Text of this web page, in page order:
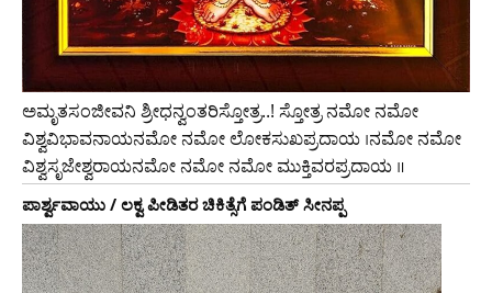
ಅಮೃತಸಂಜೀವನಿ ಶ್ರೀಧನ್ವಂತರಿಸ್ತೋತ್ರ..! ಸ್ತೋತ್ರ ನಮೋ ನಮೋ
ವಿಶ್ವವಿಭಾವನಾಯನಮೋ ನಮೋ ಲೋಕಸುಖಪ್ರದಾಯ ।ನಮೋ ನಮೋ
ವಿಶ್ವಸೃಜೇಶ್ವರಾಯನಮೋ ನಮೋ ನಮೋ ಮುಕ್ತಿವರಪ್ರದಾಯ ॥
ಪಾರ್ಶ್ವವಾಯು / ಲಕ್ವ ಪೀಡಿತರ ಚಿಕಿತ್ಸೆಗೆ ಪಂಡಿತ್ ಸೀನಪ್ಪ